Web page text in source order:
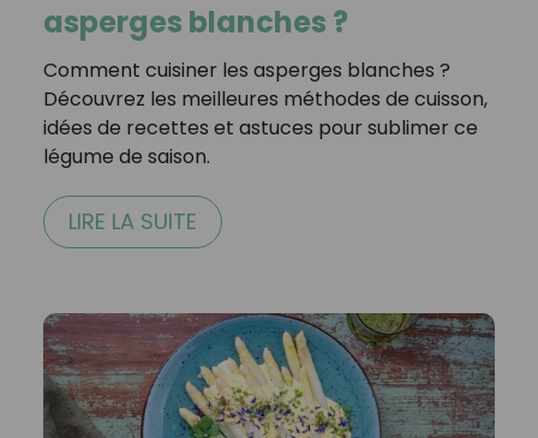
asperges blanches ?
Comment cuisiner les asperges blanches ?
Découvrez les meilleures méthodes de cuisson,
idées de recettes et astuces pour sublimer ce
légume de saison.
LIRE LA SUITE